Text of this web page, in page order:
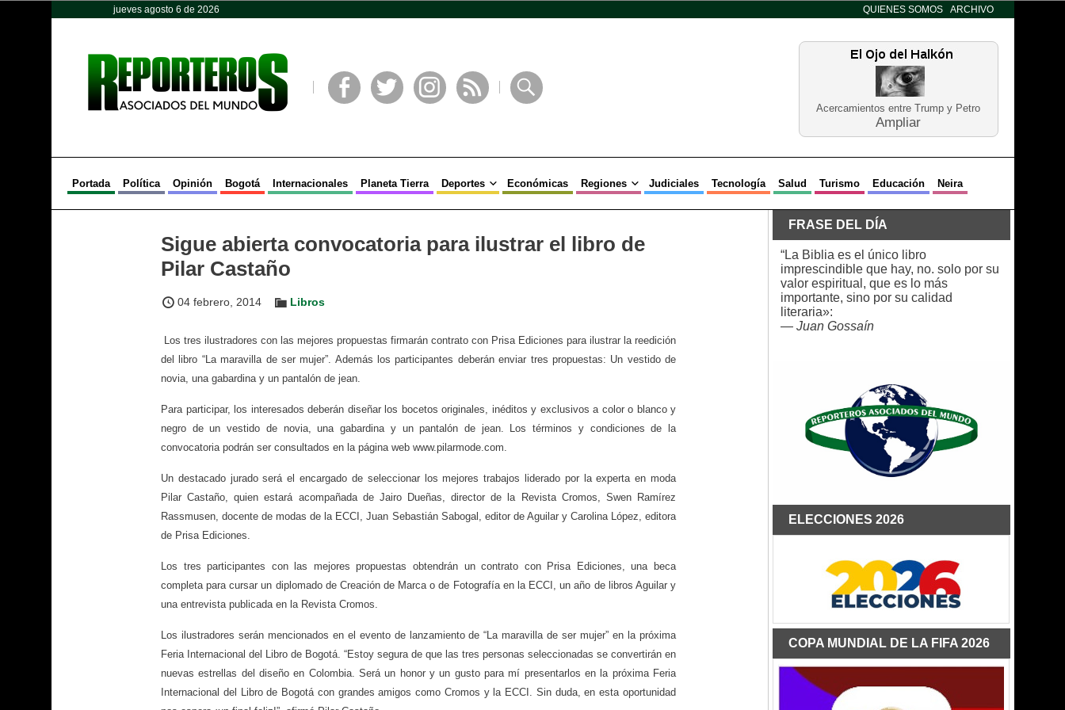
jueves agosto 6 de 2026 QUIENES SOMOS ARCHIVO
Acercamientos entre Trump y Petro
Ampliar
Portada Política Opinión Bogotá Internacionales Planeta Tierra Deportes Económicas Regiones Judiciales Tecnología Salud Turismo Educación Neira
Sigue abierta convocatoria para ilustrar el libro de
Pilar Castaño
04 febrero, 2014 Libros
Los tres ilustradores con las mejores propuestas firmarán contrato con Prisa Ediciones para ilustrar la reedición
del libro “La maravilla de ser mujer”. Además los participantes deberán enviar tres propuestas: Un vestido de
novia, una gabardina y un pantalón de jean.
Para participar, los interesados deberán diseñar los bocetos originales, inéditos y exclusivos a color o blanco y
negro de un vestido de novia, una gabardina y un pantalón de jean. Los términos y condiciones de la
convocatoria podrán ser consultados en la página web www.pilarmode.com.
Un destacado jurado será el encargado de seleccionar los mejores trabajos liderado por la experta en moda
Pilar Castaño, quien estará acompañada de Jairo Dueñas, director de la Revista Cromos, Swen Ramírez
Rassmusen, docente de modas de la ECCI, Juan Sebastián Sabogal, editor de Aguilar y Carolina López, editora
de Prisa Ediciones.
Los tres participantes con las mejores propuestas obtendrán un contrato con Prisa Ediciones, una beca
completa para cursar un diplomado de Creación de Marca o de Fotografía en la ECCI, un año de libros Aguilar y
una entrevista publicada en la Revista Cromos.
Los ilustradores serán mencionados en el evento de lanzamiento de “La maravilla de ser mujer” en la próxima
Feria Internacional del Libro de Bogotá. “Estoy segura de que las tres personas seleccionadas se convertirán en
nuevas estrellas del diseño en Colombia. Será un honor y un gusto para mí presentarlos en la próxima Feria
Internacional del Libro de Bogotá con grandes amigos como Cromos y la ECCI. Sin duda, en esta oportunidad
FRASE DEL DÍA
“La Biblia es el único libro
imprescindible que hay, no. solo por su
valor espiritual, que es lo más
importante, sino por su calidad
literaria»:
— Juan Gossaín
ELECCIONES 2026
COPA MUNDIAL DE LA FIFA 2026
Opinión Política